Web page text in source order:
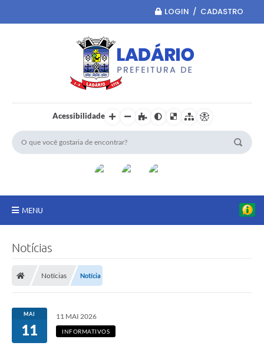
LOGIN / CADASTRO
Acessibilidade
MENU
LICITAÇÕES E CONTRATOS
Secretarias
Leis e Decretos
Notícias
Notícias Notícia
MAI
11
11 MAI 2026
INFORMATIVOS